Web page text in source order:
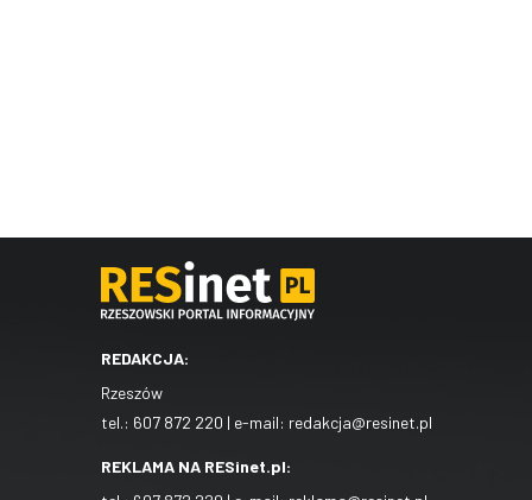
REDAKCJA:
Rzeszów
tel.: 607 872 220 | e-mail: redakcja@resinet.pl
REKLAMA NA RESinet.pl: